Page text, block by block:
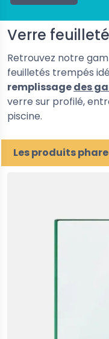
Verre
Retrouvez notre
feuilletés trempés
remplissagedes
verre sur profilé,
piscine.
Les produits